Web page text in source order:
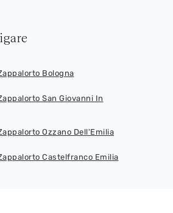
Bologna
San Giovanni In
Ozzano Dell'Emilia
Castelfranco Emilia